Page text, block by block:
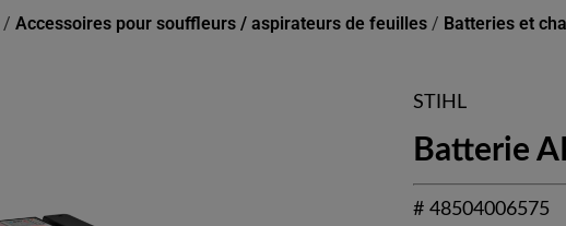
/ Accessoires pour souffleurs / aspirateurs de feuilles / Batteries et
STIHL
Batterie
# 48504006575